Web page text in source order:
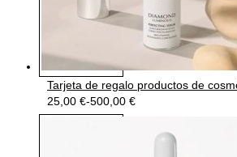
Tarjeta de regalo productos de
25,00 €-500,00 €